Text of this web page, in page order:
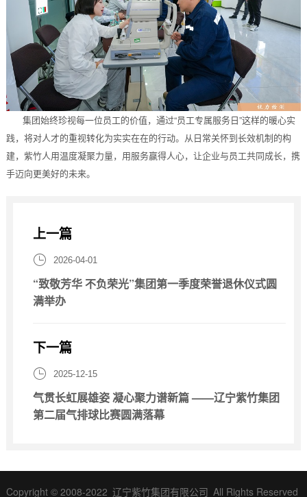
集团始终珍视每一位员工的价值，通过“员工专属服务日”这样的暖心实
践，将对人才的重视转化为实实在在的行动。从日常关怀到长效机制的构
建，紫竹人用温度凝聚力量，用服务赢得人心，让企业与员工共同成长，携
手迈向更美好的未来。
上一篇
 2026-04-01
“致敬芳华 不负荣光”集团第一季度荣誉退休仪式圆
满举办
下一篇
 2025-12-15
气贯长虹展雄姿 凝心聚力谱新篇 ——辽宁紫竹集团
第二届气排球比赛圆满落幕
Copyright © 2008-2022 辽宁紫竹集团有限公司 All Rights Reserved